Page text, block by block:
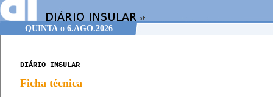
QUINTAo 6.AGO.2026
DIÁRIO INSULAR
Ficha técnica